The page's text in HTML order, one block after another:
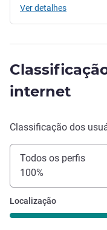
Ver detalhes
internet
Classificação dos
Todos os perfis
100%
Localização